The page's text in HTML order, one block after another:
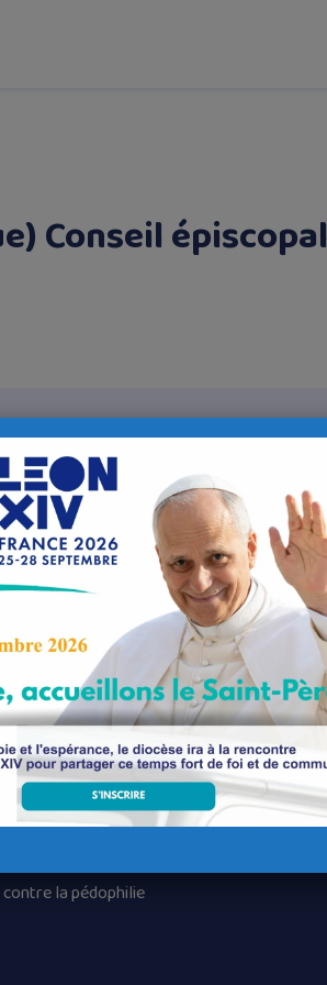
Conseil épiscopal
la pédophilie